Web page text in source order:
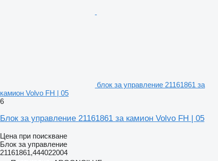
блок за управление 21161861 за
камион Volvo FH | 05
6
Блок за управление 21161861 за камион Volvo FH | 05
Цена при поискване
Блок за управление
21161861,444022004